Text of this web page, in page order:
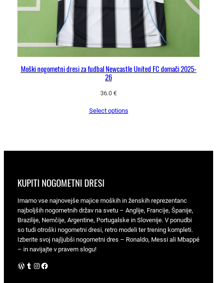
Moški nogometni dresi za fudbal Newcastle United FC domači 2025-
26
36.0 €
Select options
KUPITI NOGOMETNI DRESI
Imamo vse najnovejše majice moških in ženskih reprezentanc
najboljših nogometnih držav na svetu – Anglije, Francije, Španije,
Brazilije, Nemčije, Argentine, Portugalske in Slovenije. V ponudbi
so tudi otroški nogometni dresi, retro modeli ter trening kompleti.
Izberite svoj najljubši nogometni dres – Ronaldo, Messi ali Mbappé
– in navijajte v pravem slogu!
WordPress Instagram Facebook